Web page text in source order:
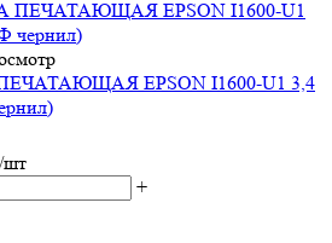
EPSON I1600-U1 3,4
/шт
+